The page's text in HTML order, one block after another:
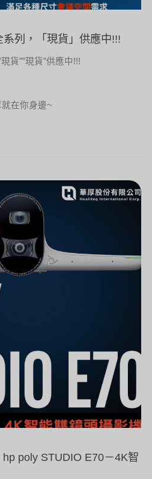
列，「現貨」供應中!!!
貨””現貨”供應中!!!
在你身邊~
poly STUDIO E70－4K智